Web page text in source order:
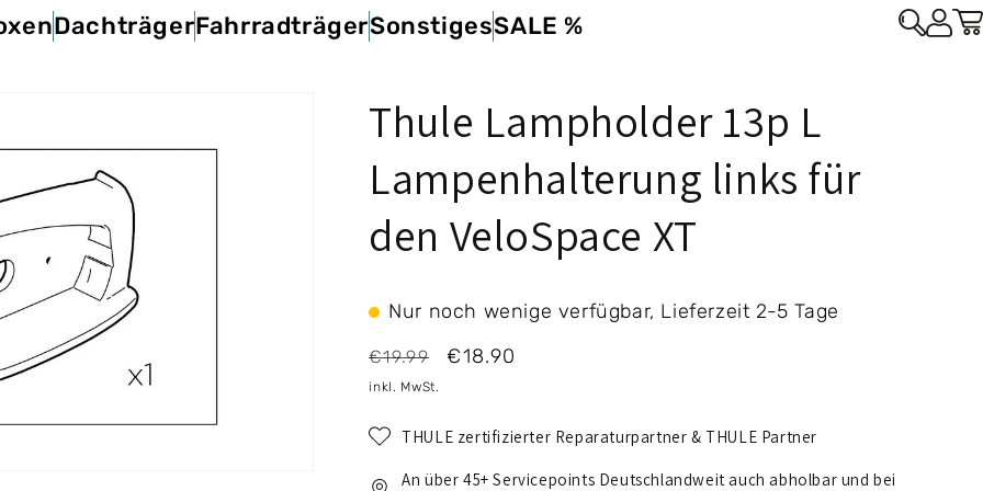
DachträgerFahrradträgerSonstigesSALE %
Thule Lampholder 13p L
Lampenhalterung links für
den VeloSpace XT
Nur noch wenige verfügbar, Lieferzeit 2-5 Tage
Normaler
Preis
€19.99 Verkaufspreis
€18.90
inkl. MwSt.
THULE zertifizierter Reparaturpartner & THULE Partner
An über 45+ Servicepoints Deutschlandweit auch abholbar und bei